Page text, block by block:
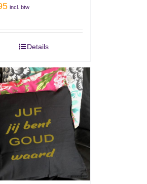
incl. btw
Details